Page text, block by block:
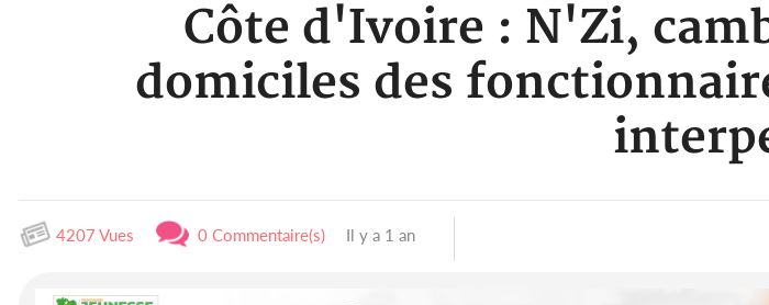
Côte d'Ivoire : N'Zi,
domiciles des
4207 Vues 0 Commentaire(s) Il y a 1 an